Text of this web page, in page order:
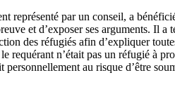
représenté par un conseil, a
et d’exposer ses arguments. Il a
des réfugiés afin d’expliquer
requérant n’était pas un réfugié à
au risque d’être